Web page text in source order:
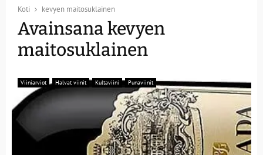
Koti kevyen maitosuklainen
Avainsana kevyen
maitosuklainen
Viiniarviot Halvat viinit Kultaviini Punaviinit